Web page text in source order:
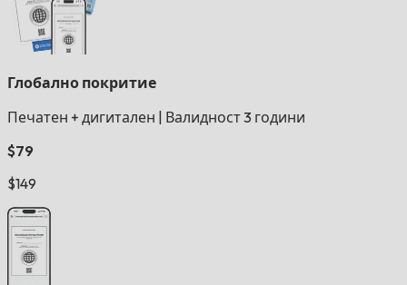
Глобално покритие
Печатен + дигитален
Валидност 3 години
$79
$149